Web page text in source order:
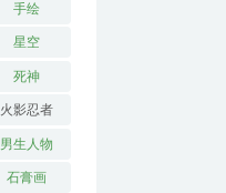
手绘
星空
死神
火影忍者
男生人物
石膏画